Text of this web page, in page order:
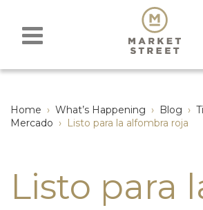
Home › What’s Happening › Blog ›
Mercado › Listo para la alfombra roja
Listo para